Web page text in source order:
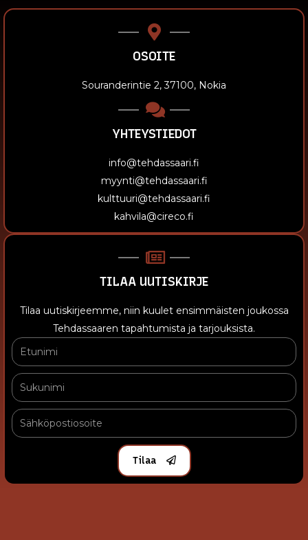
OSOITE
Souranderintie 2, 37100, Nokia
YHTEYSTIEDOT
info@tehdassaari.fi
myynti@tehdassaari.fi
kulttuuri@tehdassaari.fi
kahvila@cireco.fi
TILAA UUTISKIRJE
Tilaa uutiskirjeemme, niin kuulet ensimmäisten joukossa
Tehdassaaren tapahtumista ja tarjouksista.
Tilaa